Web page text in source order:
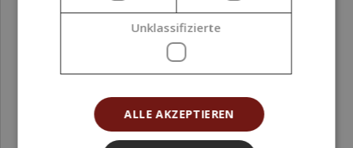
Unklassifizierte
ALLE AKZEPTIEREN